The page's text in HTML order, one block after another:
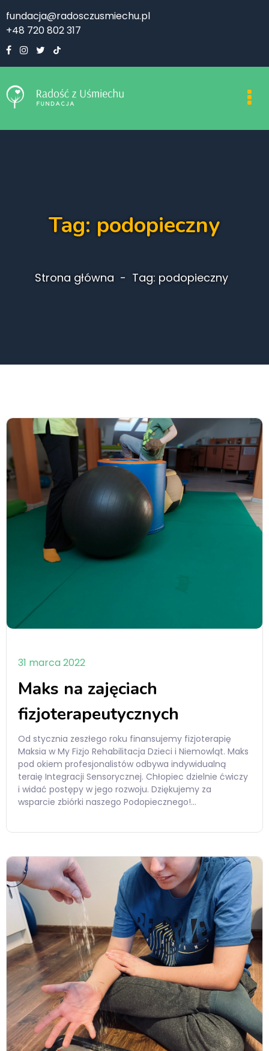
fundacja@radosczusmiechu.pl
+48 720 802 317
Tag: podopieczny
Strona główna Tag: podopieczny
31 marca 2022
Maks na zajęciach
fizjoterapeutycznych
Od stycznia zeszłego roku finansujemy fizjoterapię
Maksia w My Fizjo Rehabilitacja Dzieci i Niemowląt. Maks
pod okiem profesjonalistów odbywa indywidualną
teraię Integracji Sensorycznej. Chłopiec dzielnie ćwiczy
i widać postępy w jego rozwoju. Dziękujemy za
wsparcie zbiórki naszego Podopiecznego!…